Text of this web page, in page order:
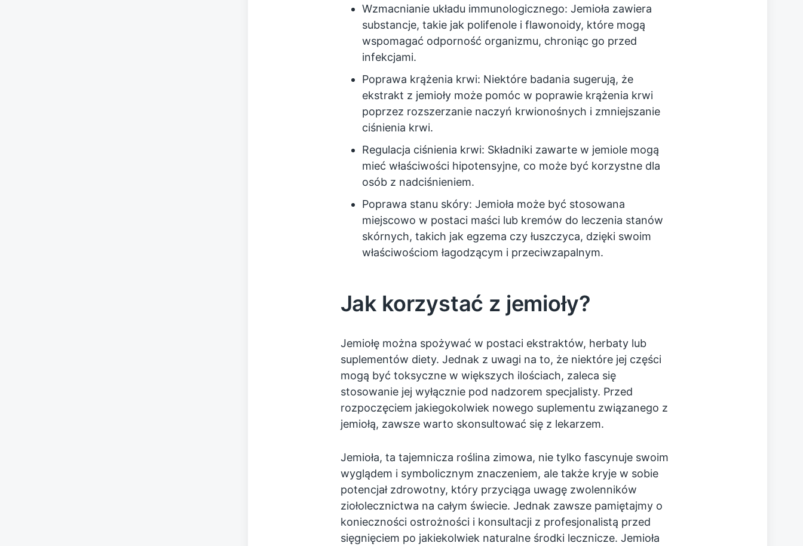
Wzmacnianie układu immunologicznego: Jemioła zawiera
substancje, takie jak polifenole i flawonoidy, które mogą
wspomagać odporność organizmu, chroniąc go przed
infekcjami.
Poprawa krążenia krwi: Niektóre badania sugerują, że
ekstrakt z jemioły może pomóc w poprawie krążenia krwi
poprzez rozszerzanie naczyń krwionośnych i zmniejszanie
ciśnienia krwi.
Regulacja ciśnienia krwi: Składniki zawarte w jemiole mogą
mieć właściwości hipotensyjne, co może być korzystne dla
osób z nadciśnieniem.
Poprawa stanu skóry: Jemioła może być stosowana
miejscowo w postaci maści lub kremów do leczenia stanów
skórnych, takich jak egzema czy łuszczyca, dzięki swoim
właściwościom łagodzącym i przeciwzapalnym.
Jak korzystać z jemioły?
Jemiołę można spożywać w postaci ekstraktów, herbaty lub
suplementów diety. Jednak z uwagi na to, że niektóre jej części
mogą być toksyczne w większych ilościach, zaleca się
stosowanie jej wyłącznie pod nadzorem specjalisty. Przed
rozpoczęciem jakiegokolwiek nowego suplementu związanego z
jemiołą, zawsze warto skonsultować się z lekarzem.
Jemioła, ta tajemnicza roślina zimowa, nie tylko fascynuje swoim
wyglądem i symbolicznym znaczeniem, ale także kryje w sobie
potencjał zdrowotny, który przyciąga uwagę zwolenników
ziołolecznictwa na całym świecie. Jednak zawsze pamiętajmy o
konieczności ostrożności i konsultacji z profesjonalistą przed
sięgnięciem po jakiekolwiek naturalne środki lecznicze. Jemioła